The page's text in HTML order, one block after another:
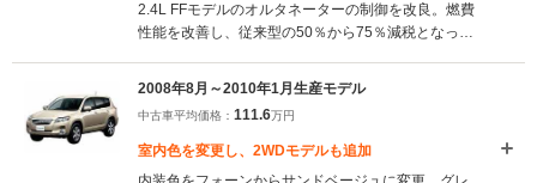
2.4L FFモデルのオルタネーターの制御を改良。燃費
性能を改善し、従来型の50％から75％減税となっ
アルミホイールなどを装備する240S“Sパッケー
ジ”を追加。他モデルも各部の意匠が手直しされ、力
強く洗練されたスタイルとなっている。（2010.2）
2008年8月～2010年1月生産モデル
中古車平均価格： 111.6万円
室内色を変更し、2WDモデルも追加